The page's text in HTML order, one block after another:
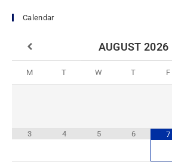
Calendar
AUGUST 2026
M T W T F
3 4 5 6 7